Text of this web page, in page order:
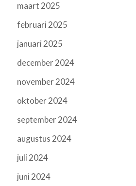
maart 2025
februari 2025
januari 2025
december 2024
november 2024
oktober 2024
september 2024
augustus 2024
juli 2024
juni 2024